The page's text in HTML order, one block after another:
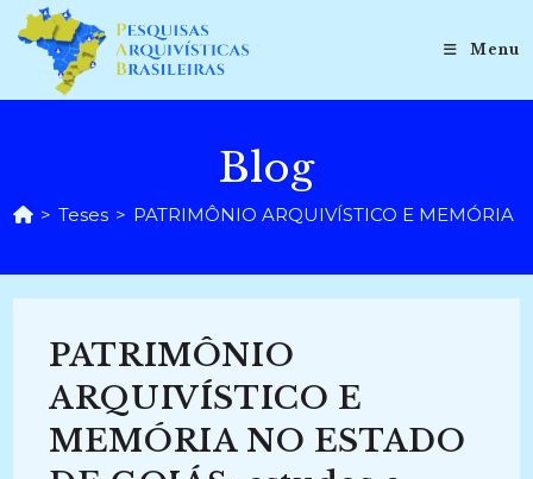
para
conteúdo
Menu
Blog
> Teses > PATRIMÔNIO ARQUIVÍSTICO E MEMÓRIA
PATRIMÔNIO
ARQUIVÍSTICO E
MEMÓRIA NO ESTADO